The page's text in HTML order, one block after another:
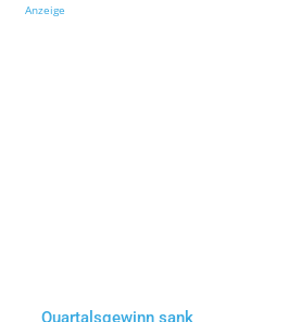
Anzeige
Quartalsgewinn sank